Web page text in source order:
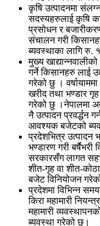
कृषि उत्पादनमा
सदस्यहरुलाई कृषि
प्रसोधन र
संचालन गरी
ब्यवस्थाका लागि रु.
मुख्य
गर्ने किसानहरु लाई
गरेको छु ।
खरीद तथा भण्डार
गरेको छु ।नेपालमा
नै उत्पादन प्रवर्द्धन
आवश्यक बजेटको
प्रदेशभित्र उत्पादन
भण्डारण गरी
सरकारसँग लागत
शीत-गृह वा शीत-
बजेट विनियोजन
प्रदेशमा विभिन्न
किरा महामारी
महामारी
ब्यवस्था गरेको छु।